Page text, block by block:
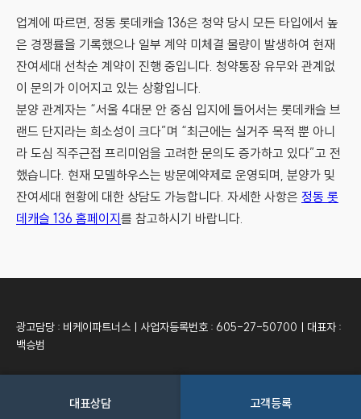
업계에 따르면, 정동 롯데캐슬 136은 청약 당시 모든 타입에서 높
은 경쟁률을 기록했으나 일부 계약 미체결 물량이 발생하여 현재
잔여세대 선착순 계약이 진행 중입니다. 청약통장 유무와 관계없
이 문의가 이어지고 있는 상황입니다.
분양 관계자는 “서울 4대문 안 중심 입지에 들어서는 롯데캐슬 브
랜드 단지라는 희소성이 크다”며 “최근에는 실거주 목적 뿐 아니
라 도심 직주근접 프리미엄을 고려한 문의도 증가하고 있다”고 전
했습니다. 현재 모델하우스는 방문예약제로 운영되며, 분양가 및
잔여세대 현황에 대한 상담도 가능합니다. 자세한 사항은 정동 롯
데캐슬 136 홈페이지 를 참고하시기 바랍니다.
대표상담 고객등록
광고담당 : 비케이파트너스ㅣ사업자등록번호 : 605-27-50700ㅣ대표자 :
백승범